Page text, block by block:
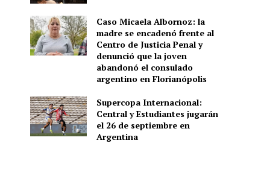
Caso Micaela Albornoz: la
madre se encadenó frente al
Centro de Justicia Penal y
denunció que la joven
abandonó el consulado
argentino en Florianópolis
Supercopa Internacional:
Central y Estudiantes jugarán
el 26 de septiembre en
Argentina